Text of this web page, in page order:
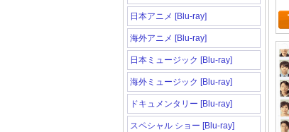
日本アニメ [Blu-ray]
海外アニメ [Blu-ray]
日本ミュージック [Blu-ray]
海外ミュージック [Blu-ray]
ドキュメンタリー [Blu-ray]
スペシャル ショー [Blu-ray]